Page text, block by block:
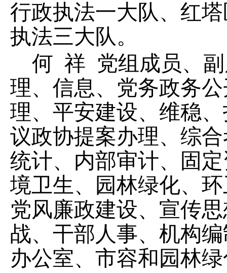
行政执法一大队、红
执法三大队。
何 祥 党组成员、
理、 信息、党务政务
理、平安建设、维稳
议政协提案办理、 综
统计、内部审计、固
境卫生、园林绿化、
党风廉政建设、宣传
战、 干部人事、机构
办公室、市容和园林